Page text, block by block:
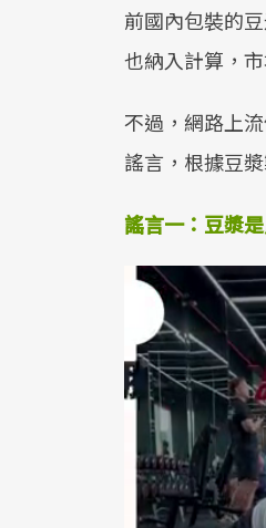
前國內包裝的
也納入計算，
不過，網路上
謠言，根據豆
謠言一：豆漿